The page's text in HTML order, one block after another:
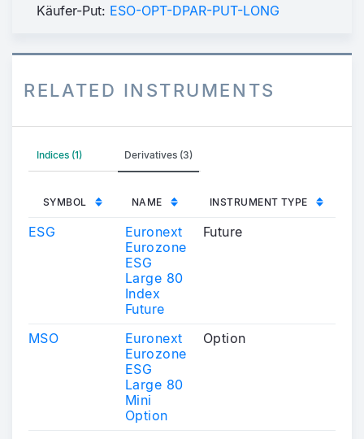
Käufer-Put: ESO-OPT-DPAR-PUT-LONG
RELATED INSTRUMENTS
Indices (1) Derivatives (3)
SYMBOL NAME INSTRUMENT TYPE
ESG
Euronext
Eurozone
ESG
Large 80
Index
Future
Future
MSO
Euronext
Eurozone
ESG
Large 80
Mini
Option
Option